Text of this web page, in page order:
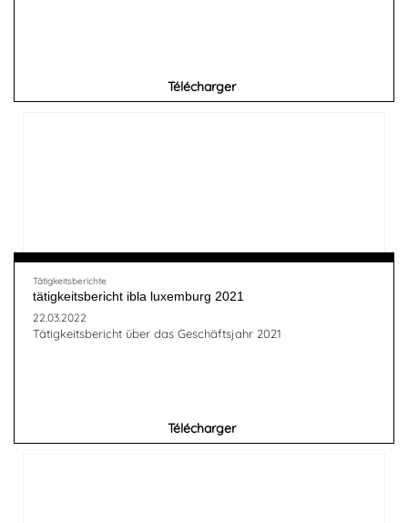
Télécharger
Tätigkeitsberichte
tätigkeitsbericht ibla luxemburg 2021
22.03.2022
Tätigkeitsbericht über das Geschäftsjahr 2021
Télécharger